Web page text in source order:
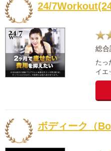
24/
総合
たっ
イエ
ボディーク（